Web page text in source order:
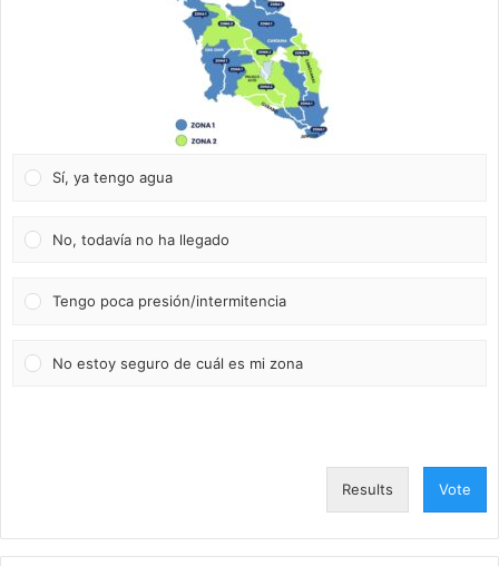
Sí, ya tengo agua
No, todavía no ha llegado
Tengo poca presión/intermitencia
No estoy seguro de cuál es mi zona
Results Vote